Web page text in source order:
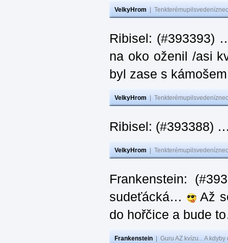
VelkyHrom
Ribisel: (#393393)
na oko oženil /asi
byl zase s
VelkyHrom
Ribisel: (#393388)
VelkyHrom
Frankenstein:
sudeťácká…
Až
do hořčice a bude
Frankenstein Guru AZ kvízu... A